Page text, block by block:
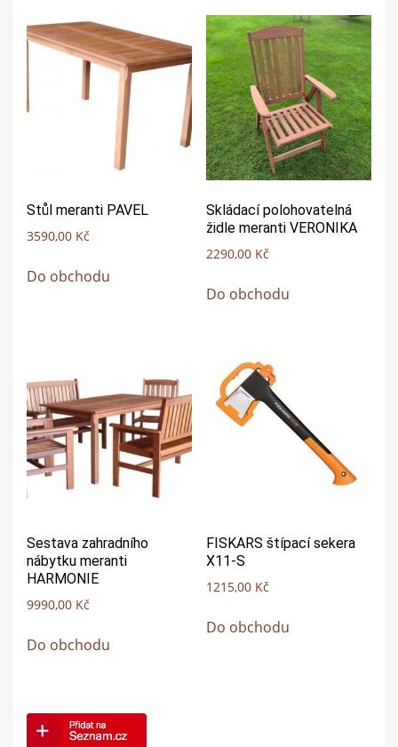
Stůl meranti PAVEL
3590,00 Kč
Do obchodu
Skládací polohovatelná
židle meranti VERONIKA
2290,00 Kč
Do obchodu
Sestava zahradního
nábytku meranti
HARMONIE
9990,00 Kč
Do obchodu
FISKARS štípací sekera
X11-S
1215,00 Kč
Do obchodu